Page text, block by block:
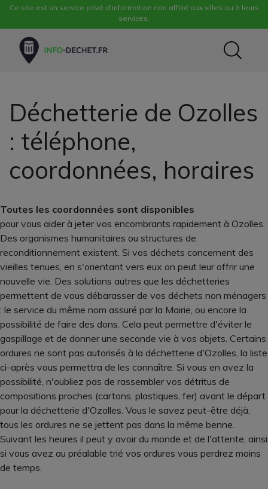
Ce site est un service privé d'information non affilié aux villes ou à leurs
services.
Déchetterie de Ozolles
: téléphone,
coordonnées, horaires
Toutes les coordonnées sont disponibles
pour vous aider à jeter vos encombrants rapidement à Ozolles.
Des organismes humanitaires ou structures de
reconditionnement existent. Si vos déchets concernent des
vieilles tenues, en s'orientant vers eux on peut leur offrir une
nouvelle vie. Des solutions autres que les déchetteries
permettent de vous débarasser de vos déchets non ménagers
: le service du même nom assuré par la Mairie, ou encore la
possibilité de faire des dons. Cela peut permettre d'éviter le
gaspillage et de donner une seconde vie à vos objets. Certains
ordures ne sont pas autorisés à la déchetterie d'Ozolles, la liste
ci-après vous permettra de les connaître. Si vous en avez la
possibilité, n'oubliez pas de rassembler vos détritus de
compositions proches (cartons, plastiques, fer) avant le départ
pour la déchetterie d'Ozolles. Vous le savez peut-être déjà,
tous les ordures ne se jettent pas dans la même benne.
Suivant les heures il peut y avoir du monde et de l'attente, ainsi
si vous avez au préalable trié vos ordures vous perdrez moins
de temps.